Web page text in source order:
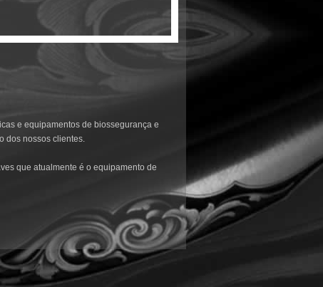
e equipamentos de biossegurança e
dos nossos clientes.
que atualmente é o equipamento de